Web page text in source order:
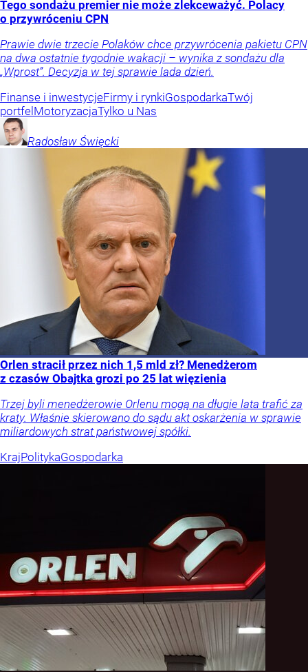
Tego sondażu premier nie może zlekceważyć. Polacy
o przywróceniu CPN
Prawie dwie trzecie Polaków chce przywrócenia pakietu CPN
na dwa ostatnie tygodnie wakacji – wynika z sondażu dla
„Wprost”. Decyzja w tej sprawie lada dzień.
Finanse i inwestycjeFirmy i rynkiGospodarkaTwój
portfelMotoryzacjaTylko u Nas
Radosław Święcki
Orlen stracił przez nich 1,5 mld zł? Menedżerom
z czasów Obajtka grozi po 25 lat więzienia
Trzej byli menedżerowie Orlenu mogą na długie lata trafić za
kraty. Właśnie skierowano do sądu akt oskarżenia w sprawie
miliardowych strat państwowej spółki.
KrajPolitykaGospodarka